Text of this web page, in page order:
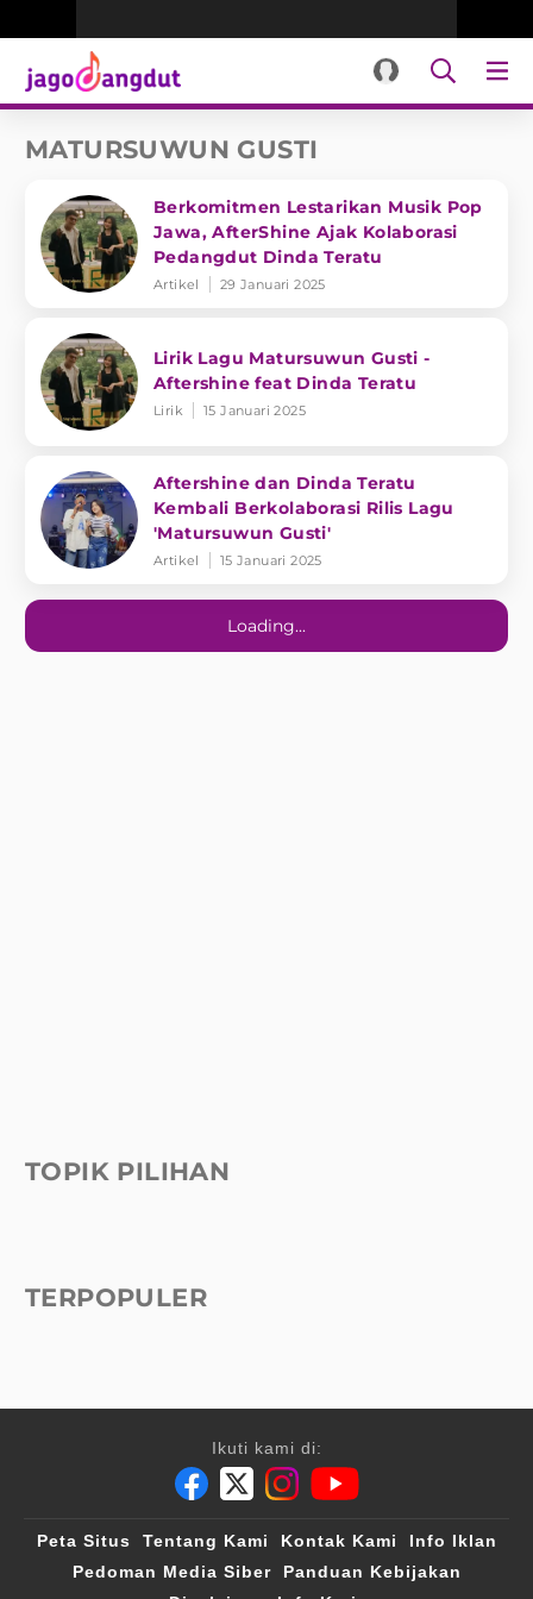
MATURSUWUN GUSTI
Berkomitmen Lestarikan Musik Pop
Jawa, AfterShine Ajak Kolaborasi
Pedangdut Dinda Teratu
Artikel 29 Januari 2025
Lirik Lagu Matursuwun Gusti -
Aftershine feat Dinda Teratu
Lirik 15 Januari 2025
Aftershine dan Dinda Teratu
Kembali Berkolaborasi Rilis Lagu
'Matursuwun Gusti'
Artikel 15 Januari 2025
Loading...
TOPIK PILIHAN
TERPOPULER
Ikuti kami di:
Peta Situs Tentang Kami Kontak Kami
Info Iklan
Pedoman Media Siber
Panduan Kebijakan